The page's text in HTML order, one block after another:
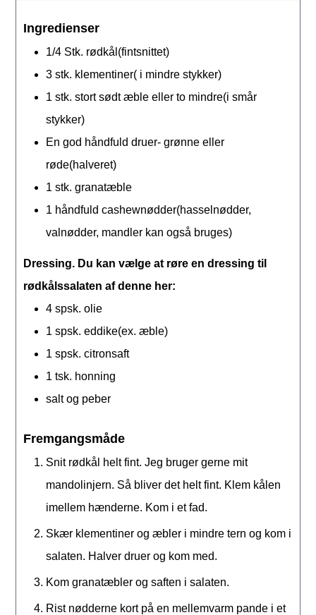
Ingredienser
1/4 Stk. rødkål(fintsnittet)
3 stk. klementiner( i mindre stykker)
1 stk. stort sødt æble eller to mindre(i smår
stykker)
En god håndfuld druer- grønne eller
røde(halveret)
1 stk. granatæble
1 håndfuld cashewnødder(hasselnødder,
valnødder, mandler kan også bruges)
Dressing. Du kan vælge at røre en dressing til
rødkålssalaten af denne her:
4 spsk. olie
1 spsk. eddike(ex. æble)
1 spsk. citronsaft
1 tsk. honning
salt og peber
Fremgangsmåde
Snit rødkål helt fint. Jeg bruger gerne mit
mandolinjern. Så bliver det helt fint. Klem kålen
imellem hænderne. Kom i et fad.
Skær klementiner og æbler i mindre tern og kom i
salaten. Halver druer og kom med.
Kom granatæbler og saften i salaten.
Rist nødderne kort på en mellemvarm pande i et